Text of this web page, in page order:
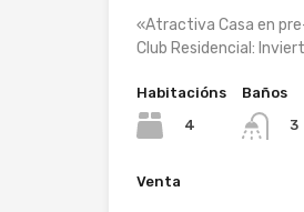
«Atractiva Casa en
Club Residencial:
Habitacións
4
Baños
3
Venta